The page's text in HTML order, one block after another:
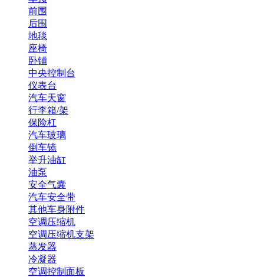
前围
后围
地毯
座椅
卧铺
中央控制台
仪表台
汽车天窗
行李箱/架
保险杠
汽车玻璃
倒车镜
举升油缸
油泵
安全气囊
汽车安全带
其他车身附件
空调压缩机
空调压缩机支架
蒸发器
冷凝器
空调控制面板